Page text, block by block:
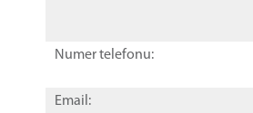
Numer telefonu:
Email: